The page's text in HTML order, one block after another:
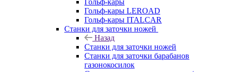
Гольф-кары
Гольф-кары LEROAD
Гольф-кары ITALCAR
Станки для заточки ножей
Назад
Станки для заточки ножей
Станки для заточки барабанов
газонокосилок